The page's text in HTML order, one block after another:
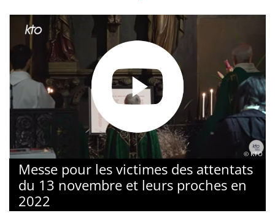
© KTO
Messe pour les victimes des attentats
du 13 novembre et leurs proches en
2022